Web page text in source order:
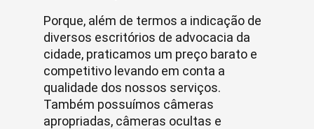
Porque, além de termos a indicação de
diversos escritórios de advocacia da
cidade, praticamos um preço barato e
competitivo levando em conta a
qualidade dos nossos serviços.
Também possuímos câmeras
apropriadas, câmeras ocultas e